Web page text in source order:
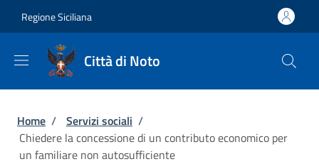
Regione Siciliana
Città di Noto
Briciole di pane
Home / Servizi sociali /
Chiedere la concessione di un contributo economico per
un familiare non autosufficiente